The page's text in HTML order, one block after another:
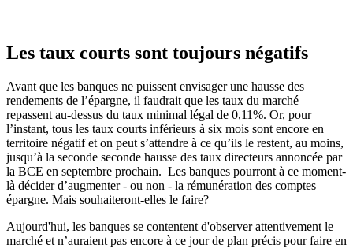
Les taux courts sont toujours négatifs
Avant que les banques ne puissent envisager une hausse des
rendements de l’épargne, il faudrait que les taux du marché
repassent au-dessus du taux minimal légal de 0,11%. Or, pour
l’instant, tous les taux courts inférieurs à six mois sont encore en
territoire négatif et on peut s’attendre à ce qu’ils le restent, au moins,
jusqu’à la seconde seconde hausse des taux directeurs annoncée par
la BCE en septembre prochain. Les banques pourront à ce moment-
là décider d’augmenter - ou non - la rémunération des comptes
épargne. Mais souhaiteront-elles le faire?
Aujourd'hui, les banques se contentent d'observer attentivement le
marché et n’auraient pas encore à ce jour de plan précis pour faire en